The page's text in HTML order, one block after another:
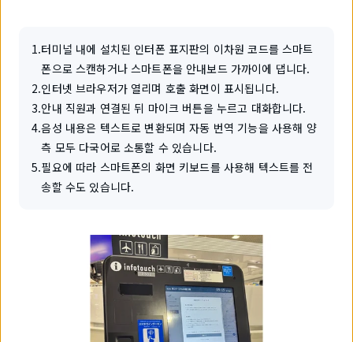
1.터미널 내에 설치된 인터폰 표지판의 이차원 코드를 스마트
폰으로 스캔하거나 스마트폰을 안내보드 가까이에 댑니다.
2.인터넷 브라우저가 열리며 호출 화면이 표시됩니다.
3.안내 직원과 연결된 뒤 마이크 버튼을 누르고 대화합니다.
4.음성 내용은 텍스트로 변환되며 자동 번역 기능을 사용해 양
측 모두 다국어로 소통할 수 있습니다.
5.필요에 따라 스마트폰의 화면 키보드를 사용해 텍스트를 전
송할 수도 있습니다.